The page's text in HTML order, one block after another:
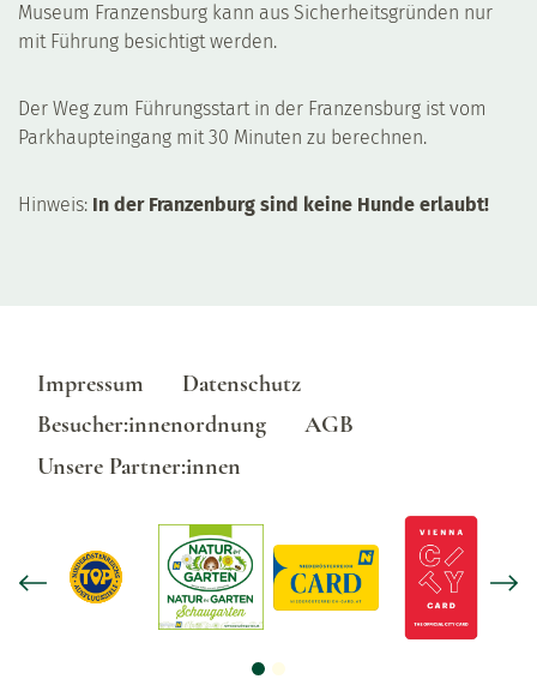
Museum Franzensburg kann aus Sicherheitsgründen nur
mit Führung besichtigt werden.
Der Weg zum Führungsstart in der Franzensburg ist vom
Parkhaupteingang mit 30 Minuten zu berechnen.
Hinweis: In der Franzenburg sind keine Hunde erlaubt!
Impressum
Datenschutz
Besucher:innenordnung
AGB
Unsere Partner:innen